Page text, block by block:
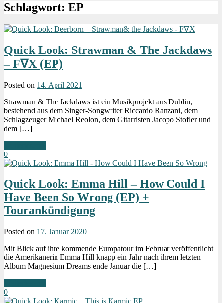
Schlagwort: EP
Quick Look: Strawman & The Jackdaws
– F∇X (EP)
Posted on 14. April 2021
Strawman & The Jackdaws ist ein Musikprojekt aus Dublin,
bestehend aus dem Singer‐Songwriter Riccardo Ranzani, dem
Schlagzeuger Michael Reolon, dem Gitarristen Jacopo Stofler und
dem […]
0
Quick Look: Emma Hill – How Could I
Have Been So Wrong (EP) +
Tourankündigung
Posted on 17. Januar 2020
Mit Blick auf ihre kommende Europatour im Februar veröffentlicht
die Amerikanerin Emma Hill knapp ein Jahr nach ihrem letzten
Album Magnesium Dreams ende Januar die […]
0